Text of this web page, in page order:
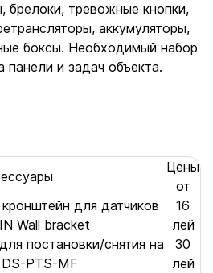
брелоки, тревожные кнопки,
аккумуляторы,
боксы. Необходимый набор
панели и задач объекта.
Цены
от
для датчиков
Wall bracket
16
лей
постановки/снятия на
PTS-MF
30
лей